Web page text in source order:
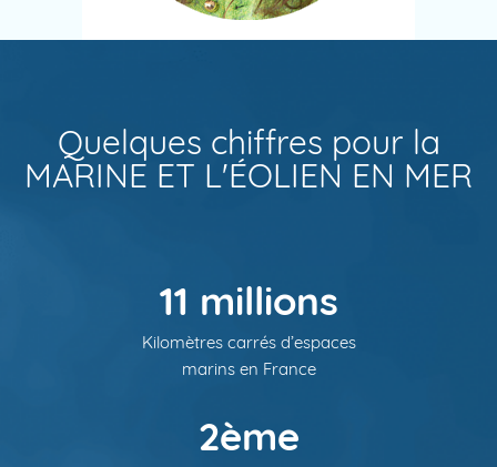
Quelques chiffres pour la
MARINE ET L'ÉOLIEN EN MER
11 millions
Kilomètres carrés d’espaces
marins en France
2ème